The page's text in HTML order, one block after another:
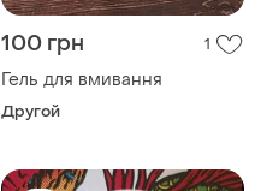
100 грн 1
Гель для вмивання
Другой